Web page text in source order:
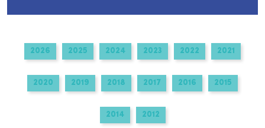
2026 2025 2024 2023 2022 2021
2020 2019 2018 2017 2016 2015
2014 2012